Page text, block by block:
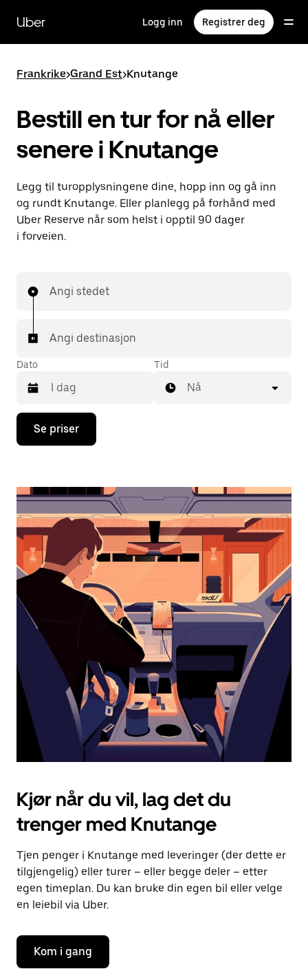
hovedinnholdet
Uber Logg inn Registrer deg
Frankrike>Grand Est>Knutange
Bestill en tur for nå eller
senere i Knutange
Legg til turopplysningene dine, hopp inn og gå inn
og rundt Knutange. Eller planlegg på forhånd med
Uber Reserve når som helst i opptil 90 dager
i forveien.
Angi stedet
Angi destinasjon
Dato
Trykk
piltast
åpne
og
velge
dato.
Trykk
på
Esc-
knappen
kalenderen.
Tid
Nå
Se priser
Kjør når du vil, lag det du
trenger med Knutange
Tjen penger i Knutange med leveringer (der dette er
tilgjengelig) eller turer – eller begge deler – etter
egen timeplan. Du kan bruke din egen bil eller velge
en leiebil via Uber.
Kom i gang